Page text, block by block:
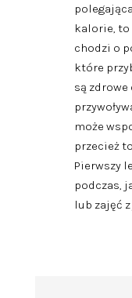
kalorie, to
chodzi o
które
są zdrowe
może
przecież
Pierwszy
podczas,
lub zajęć z